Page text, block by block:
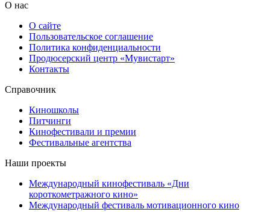
О нас
О сайте
Пользовательское соглашение
Политика конфиденциальности
Продюсерский центр «Мувистарт»
Контакты
Справочник
Киношколы
Питчинги
Кинофестивали и премии
Фестивальные агентства
Наши проекты
Международный кинофестиваль «Дни
короткометражного кино»
Международный фестиваль мотивационного кино